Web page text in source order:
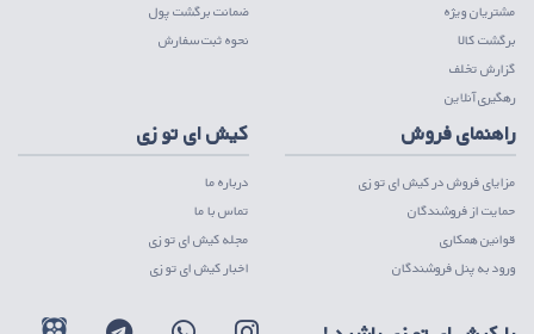
مشتریان ویژه
برگشت کالا
گزارش تخلف
رهگیری آنلاین
ضمانت برگشت پول
نحوه ثبت سفارش
راهنمای فروش
مزایای فروش در کیش ای تو زی
حمایت از فروشندگان
قوانین همکاری
ورود به پنل فروشندگان
کیش ای تو زی
درباره ما
تماس با ما
مجله کیش ای تو زی
اخبار کیش ای تو زی